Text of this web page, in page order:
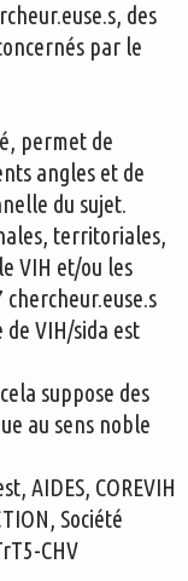
des
par le
permet de
angles et de
du sujet.
territoriales,
VIH et/ou les
VIH/sida est
suppose des
au sens noble
AIDES, COREVIH
Société
CHV